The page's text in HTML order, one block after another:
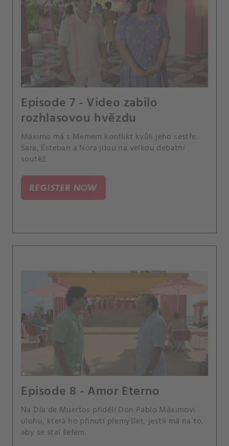
Episode 7 - Video zabilo
rozhlasovou hvězdu
Máximo má s Memem konflikt kvůli jeho sestře.
Sara, Esteban a Nora jdou na velkou debatní
soutěž.
REGISTER NOW
Episode 8 - Amor Eterno
Na Día de Muertos přidělí Don Pablo Máximovi
úlohu, která ho přinutí přemýšlet, jestli má na to,
aby se stal šéfem.